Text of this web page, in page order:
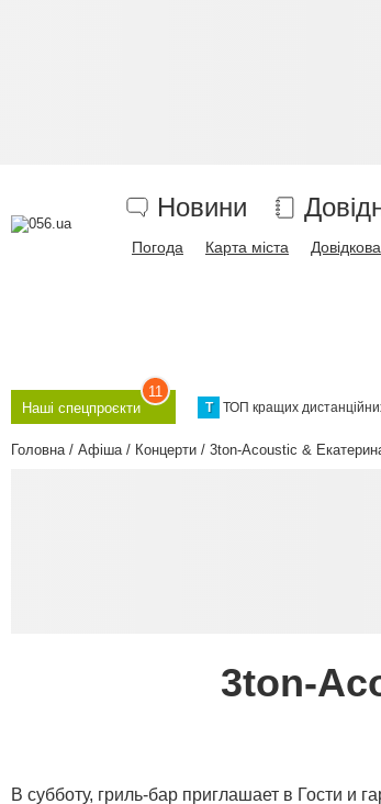
Новини
Погода Карта міста Довідкова
Наші спецпроєкти
11
Т ТОП кращих
Головна Афіша Концерти 3ton-Acoustic &
3ton-
В субботу, гриль-бар приглашает в Гости и